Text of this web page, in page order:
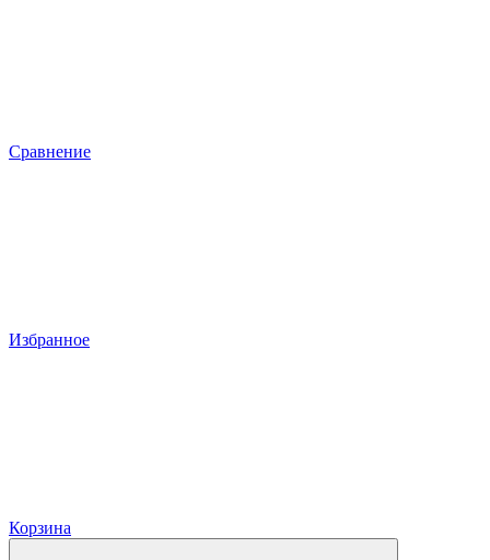
Сравнение
Избранное
Корзина